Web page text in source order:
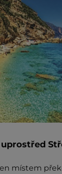
uprostřed
místem